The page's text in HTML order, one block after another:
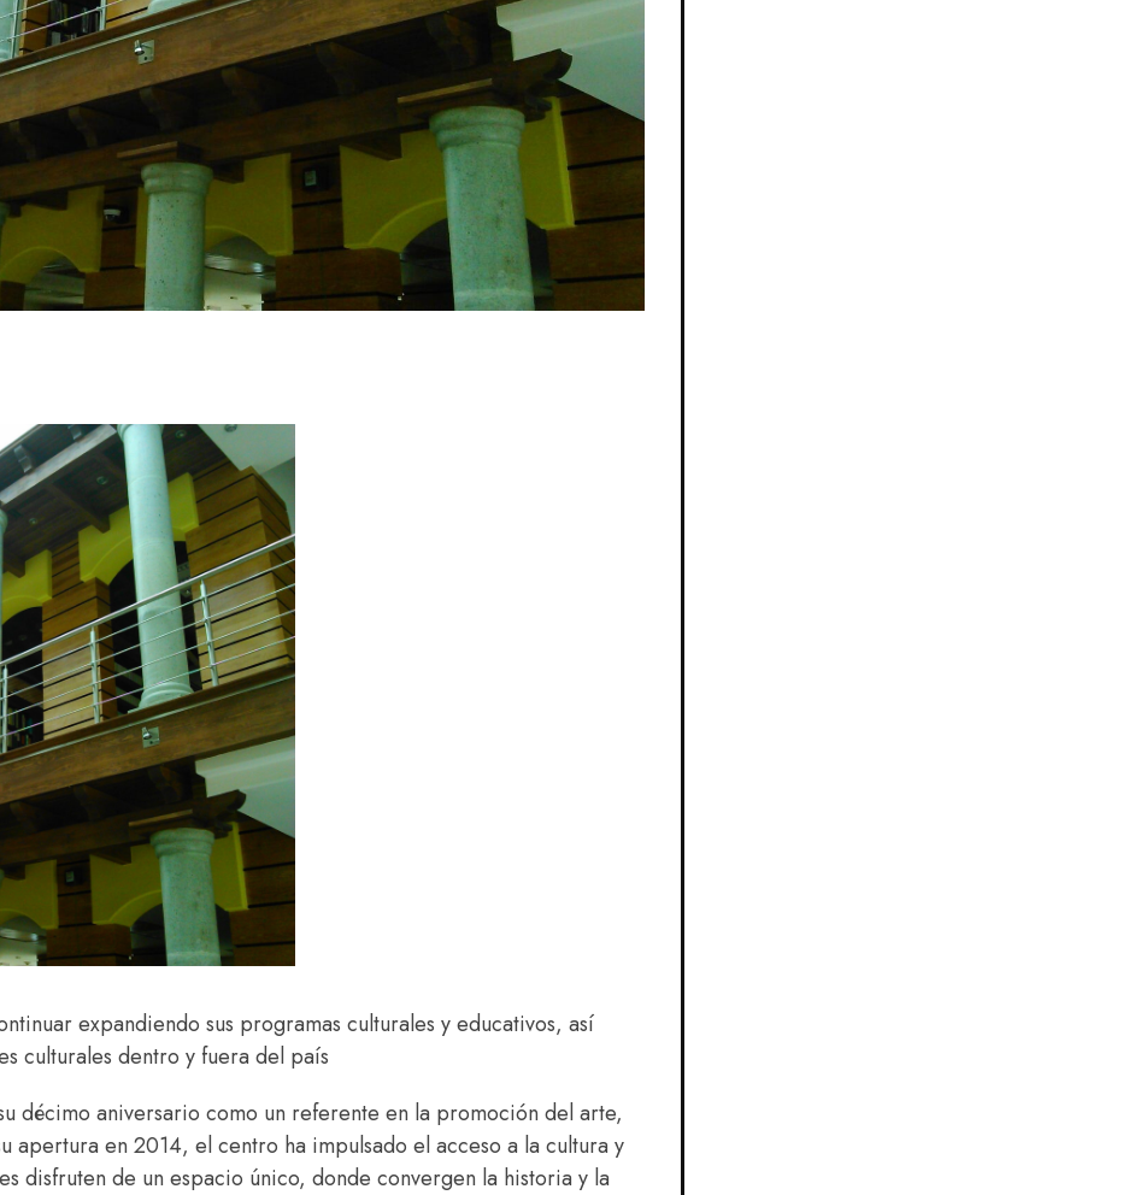
expandiendo sus programas culturales y educativos, así
culturales dentro y fuera del país
décimo aniversario como un referente en la promoción del arte,
apertura en 2014, el centro ha impulsado el acceso a la cultura y
disfruten de un espacio único, donde convergen la historia y la